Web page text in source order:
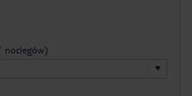
noclegów)